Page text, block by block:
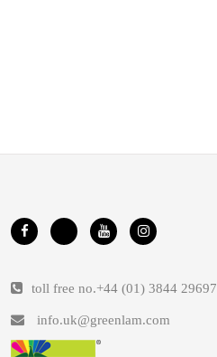
toll free no.+44 (01) 3844 29697
info.uk@greenlam.com